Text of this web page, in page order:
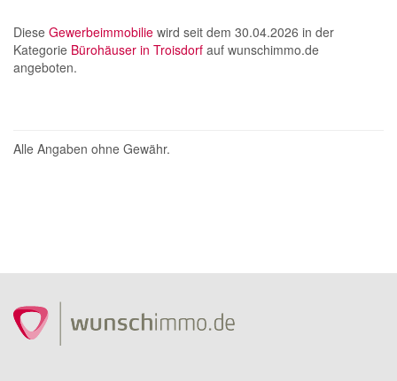
Diese Gewerbeimmobilie wird seit dem 30.04.2026 in der
Kategorie Bürohäuser in Troisdorf auf wunschimmo.de
angeboten.
Alle Angaben ohne Gewähr.